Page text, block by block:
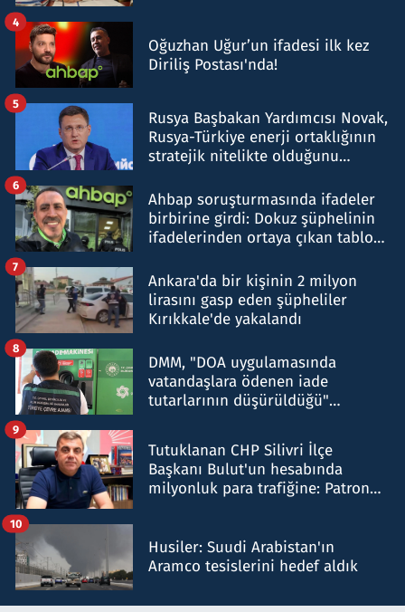
Oğuzhan Uğur’un ifadesi ilk kez
Diriliş Postası'nda!
4
Rusya Başbakan Yardımcısı Novak,
Rusya-Türkiye enerji ortaklığının
stratejik nitelikte olduğunu
5
Ahbap soruşturmasında ifadeler
birbirine girdi: Dokuz şüphelinin
ifadelerinden ortaya çıkan tablo
6
Ankara'da bir kişinin 2 milyon
lirasını gasp eden şüpheliler
Kırıkkale'de yakalandı
7
DMM, "DOA uygulamasında
vatandaşlara ödenen iade
tutarlarının düşürüldüğü"
8
Tutuklanan CHP Silivri İlçe
Başkanı Bulut'un hesabında
milyonluk para trafiğine: Patron
9
Husiler: Suudi Arabistan'ın
Aramco tesislerini hedef aldık
10